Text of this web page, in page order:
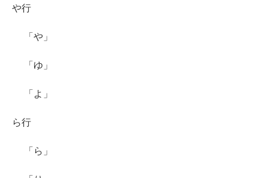
や行
「や」
「ゆ」
「よ」
ら行
「ら」